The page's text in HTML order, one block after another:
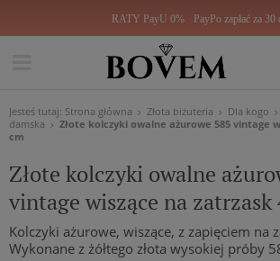
RATY PayU 0% PayPo zapłać za 30
Jesteś tutaj: Strona główna Złota biżuteria Dla kogo
damska
Złote kolczyki owalne ażurowe 585 vintage
cm
Złote kolczyki owalne
vintage wiszące na zatrzask
Kolczyki ażurowe, wiszące, z zapięciem na
Wykonane z żółtego złota wysokiej próby